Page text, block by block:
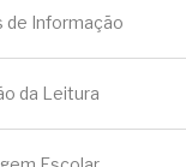
de Informação
da Leitura